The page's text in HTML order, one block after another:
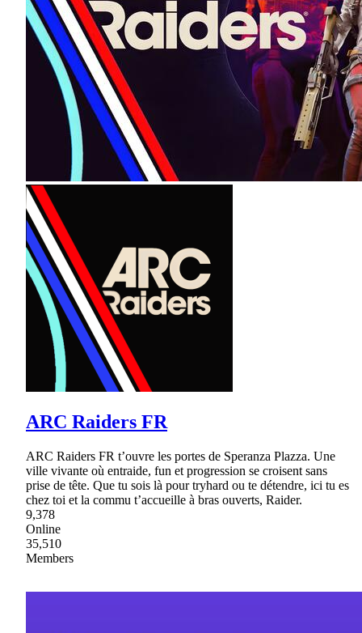
ARC Raiders FR
ARC Raiders FR t’ouvre les portes de Speranza Plazza. Une
ville vivante où entraide, fun et progression se croisent sans
prise de tête. Que tu sois là pour tryhard ou te détendre, ici tu es
chez toi et la commu t’accueille à bras ouverts, Raider.
9,378
Online
35,510
Members